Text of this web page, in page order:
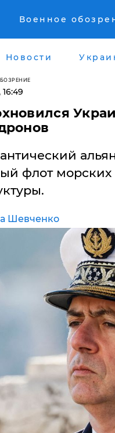
Военное
Новости
флот
Шевченко